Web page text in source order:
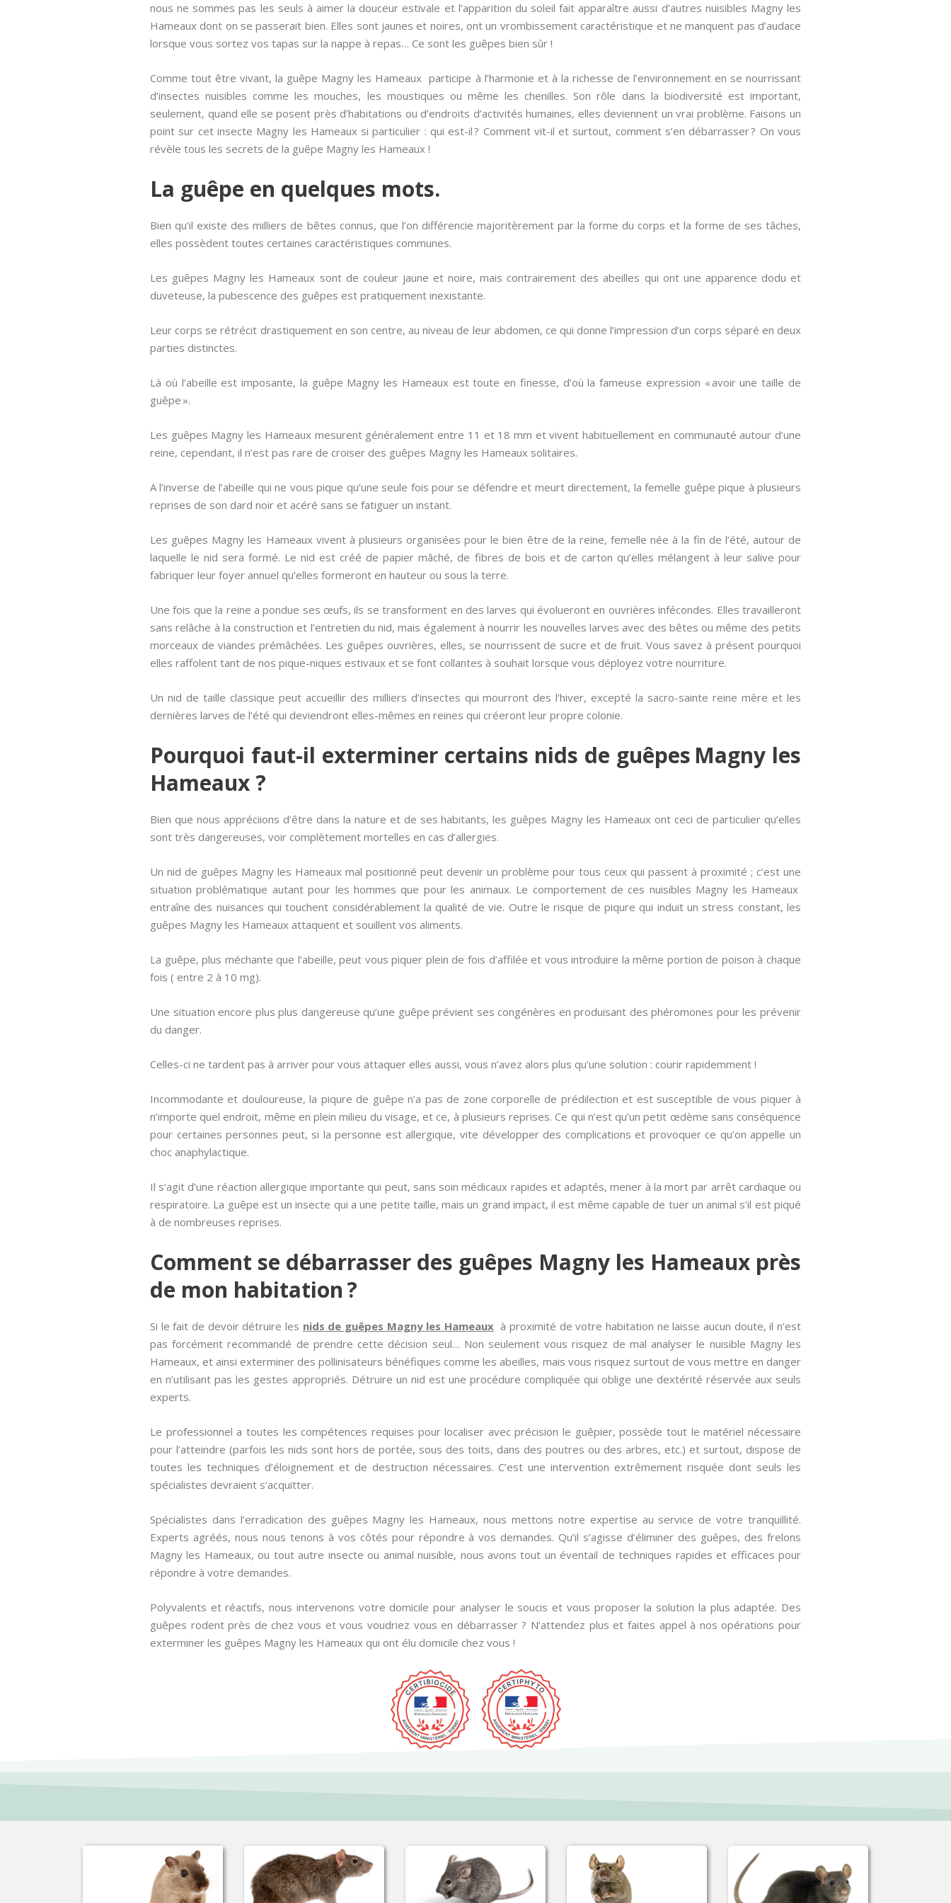
nous ne sommes pas les seuls à aimer la douceur estivale et l’apparition du soleil fait apparaître aussi d’autres nuisibles Magny les
Hameaux dont on se passerait bien. Elles sont jaunes et noires, ont un vrombissement caractéristique et ne manquent pas d’audace
lorsque vous sortez vos tapas sur la nappe à repas… Ce sont les guêpes bien sûr !
Comme tout être vivant, la guêpe Magny les Hameaux participe à l’harmonie et à la richesse de l’environnement en se nourrissant
d’insectes nuisibles comme les mouches, les moustiques ou même les chenilles. Son rôle dans la biodiversité est important,
seulement, quand elle se posent près d’habitations ou d’endroits d’activités humaines, elles deviennent un vrai problème. Faisons un
point sur cet insecte Magny les Hameaux si particulier : qui est-il ? Comment vit-il et surtout, comment s’en débarrasser ? On vous
révèle tous les secrets de la guêpe Magny les Hameaux !
La guêpe en quelques mots.
Bien qu’il existe des milliers de bêtes connus, que l’on différencie majoritèrement par la forme du corps et la forme de ses tâches,
elles possèdent toutes certaines caractéristiques communes.
Les guêpes Magny les Hameaux sont de couleur jaune et noire, mais contrairement des abeilles qui ont une apparence dodu et
duveteuse, la pubescence des guêpes est pratiquement inexistante.
Leur corps se rétrécit drastiquement en son centre, au niveau de leur abdomen, ce qui donne l’impression d’un corps séparé en deux
parties distinctes.
Là où l’abeille est imposante, la guêpe Magny les Hameaux est toute en finesse, d’où la fameuse expression « avoir une taille de
guêpe ».
Les guêpes Magny les Hameaux mesurent généralement entre 11 et 18 mm et vivent habituellement en communauté autour d’une
reine, cependant, il n’est pas rare de croiser des guêpes Magny les Hameaux solitaires.
A l’inverse de l’abeille qui ne vous pique qu’une seule fois pour se défendre et meurt directement, la femelle guêpe pique à plusieurs
reprises de son dard noir et acéré sans se fatiguer un instant.
Les guêpes Magny les Hameaux vivent à plusieurs organisées pour le bien être de la reine, femelle née à la fin de l’été, autour de
laquelle le nid sera formé. Le nid est créé de papier mâché, de fibres de bois et de carton qu’elles mélangent à leur salive pour
fabriquer leur foyer annuel qu’elles formeront en hauteur ou sous la terre.
Une fois que la reine a pondue ses œufs, ils se transforment en des larves qui évolueront en ouvrières infécondes. Elles travailleront
sans relâche à la construction et l’entretien du nid, mais également à nourrir les nouvelles larves avec des bêtes ou même des petits
morceaux de viandes prémâchées. Les guêpes ouvrières, elles, se nourrissent de sucre et de fruit. Vous savez à présent pourquoi
elles raffolent tant de nos pique-niques estivaux et se font collantes à souhait lorsque vous déployez votre nourriture.
Un nid de taille classique peut accueillir des milliers d’insectes qui mourront des l’hiver, excepté la sacro-sainte reine mère et les
dernières larves de l’été qui deviendront elles-mêmes en reines qui créeront leur propre colonie.
Pourquoi faut-il exterminer certains nids de guêpes Magny les
Hameaux ?
Bien que nous appréciions d’être dans la nature et de ses habitants, les guêpes Magny les Hameaux ont ceci de particulier qu’elles
sont très dangereuses, voir complètement mortelles en cas d’allergies.
Un nid de guêpes Magny les Hameaux mal positionné peut devenir un problème pour tous ceux qui passent à proximité ; c’est une
situation problématique autant pour les hommes que pour les animaux. Le comportement de ces nuisibles Magny les Hameaux
entraîne des nuisances qui touchent considérablement la qualité de vie. Outre le risque de piqure qui induit un stress constant, les
guêpes Magny les Hameaux attaquent et souillent vos aliments.
La guêpe, plus méchante que l’abeille, peut vous piquer plein de fois d’affilée et vous introduire la même portion de poison à chaque
fois ( entre 2 à 10 mg).
Une situation encore plus plus dangereuse qu’une guêpe prévient ses congénères en produisant des phéromones pour les prévenir
du danger.
Celles-ci ne tardent pas à arriver pour vous attaquer elles aussi, vous n’avez alors plus qu’une solution : courir rapidemment !
Incommodante et douloureuse, la piqure de guêpe n’a pas de zone corporelle de prédilection et est susceptible de vous piquer à
n’importe quel endroit, même en plein milieu du visage, et ce, à plusieurs reprises. Ce qui n’est qu’un petit œdème sans conséquence
pour certaines personnes peut, si la personne est allergique, vite développer des complications et provoquer ce qu’on appelle un
choc anaphylactique.
Il s’agit d’une réaction allergique importante qui peut, sans soin médicaux rapides et adaptés, mener à la mort par arrêt cardiaque ou
respiratoire. La guêpe est un insecte qui a une petite taille, mais un grand impact, il est même capable de tuer un animal s’il est piqué
à de nombreuses reprises.
Comment se débarrasser des guêpes Magny les Hameaux près
de mon habitation ?
Si le fait de devoir détruire les nids de guêpes Magny les Hameaux à proximité de votre habitation ne laisse aucun doute, il n’est
pas forcément recommandé de prendre cette décision seul… Non seulement vous risquez de mal analyser le nuisible Magny les
Hameaux, et ainsi exterminer des pollinisateurs bénéfiques comme les abeilles, mais vous risquez surtout de vous mettre en danger
en n’utilisant pas les gestes appropriés. Détruire un nid est une procédure compliquée qui oblige une dextérité réservée aux seuls
experts.
Le professionnel a toutes les compétences requises pour localiser avec précision le guêpier, possède tout le matériel nécessaire
pour l’atteindre (parfois les nids sont hors de portée, sous des toits, dans des poutres ou des arbres, etc.) et surtout, dispose de
toutes les techniques d’éloignement et de destruction nécessaires. C’est une intervention extrêmement risquée dont seuls les
spécialistes devraient s’acquitter.
Spécialistes dans l’erradication des guêpes Magny les Hameaux, nous mettons notre expertise au service de votre tranquillité.
Experts agréés, nous nous tenons à vos côtés pour répondre à vos demandes. Qu’il s’agisse d’éliminer des guêpes, des frelons
Magny les Hameaux, ou tout autre insecte ou animal nuisible, nous avons tout un éventail de techniques rapides et efficaces pour
répondre à votre demandes.
Polyvalents et réactifs, nous intervenons votre domicile pour analyser le soucis et vous proposer la solution la plus adaptée. Des
guêpes rodent près de chez vous et vous voudriez vous en débarrasser ? N’attendez plus et faites appel à nos opérations pour
exterminer les guêpes Magny les Hameaux qui ont élu domicile chez vous !